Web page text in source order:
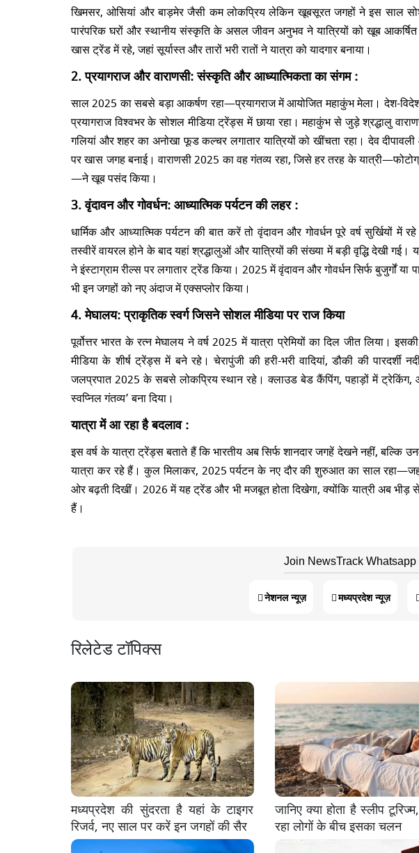
खिमसर, ओसियां और बाड़मेर जैसी कम लोकप्रिय लेकिन खूबसूरत जगहों ने इस साल
पारंपरिक घरों और स्थानीय संस्कृति के असल जीवन अनुभव ने यात्रियों को खूब
खास ट्रेंड में रहे, जहां सूर्यास्त और तारों भरी रातों ने यात्रा को यादगार बनाया।
2. प्रयागराज और वाराणसी: संस्कृति और आध्यात्मिकता का संगम :
साल 2025 का सबसे बड़ा आकर्षण रहा—प्रयागराज में आयोजित महाकुंभ मेला। देश-
प्रयागराज विश्वभर के सोशल मीडिया ट्रेंड्स में छाया रहा। महाकुंभ से जुड़े श्रद्धालु
गलियां और शहर का अनोखा फूड कल्चर लगातार यात्रियों को खींचता रहा। देव दीपावली
पर खास जगह बनाई। वाराणसी 2025 का वह गंतव्य रहा, जिसे हर तरह के
—ने खूब पसंद किया।
3. वृंदावन और गोवर्धन: आध्यात्मिक पर्यटन की लहर :
धार्मिक और आध्यात्मिक पर्यटन की बात करें तो वृंदावन और गोवर्धन पूरे वर्ष सुर्खियों
तस्वीरें वायरल होने के बाद यहां श्रद्धालुओं और यात्रियों की संख्या में बड़ी वृद्धि देखी
ने इंस्टाग्राम रील्स पर लगातार ट्रेंड किया। 2025 में वृंदावन और गोवर्धन सिर्फ बुजुर्गों
भी इन जगहों को नए अंदाज में एक्सप्लोर किया।
4. मेघालय: प्राकृतिक स्वर्ग जिसने सोशल मीडिया पर राज किया
पूर्वोत्तर भारत के रत्न मेघालय ने वर्ष 2025 में यात्रा प्रेमियों का दिल जीत
मीडिया के शीर्ष ट्रेंड्स में बने रहे। चेरापुंजी की हरी-भरी वादियां, डौकी की
जलप्रपात 2025 के सबसे लोकप्रिय स्थान रहे। क्लाउड बेड कैंपिंग, पहाड़ों में ट्रेकिंग,
स्वप्निल गंतव्य’ बना दिया।
यात्रा में आ रहा है बदलाव :
इस वर्ष के यात्रा ट्रेंड्स बताते हैं कि भारतीय अब सिर्फ शानदार जगहें देखने नहीं,
यात्रा कर रहे हैं। कुल मिलाकर, 2025 पर्यटन के नए दौर की शुरुआत का साल
ओर बढ़ती दिखीं। 2026 में यह ट्रेंड और भी मजबूत होता दिखेगा, क्योंकि यात्री अब भीड़
हैं।
Join NewsTrack
नेशनल न्यूज़ मध्यप्रदेश न्यूज़
रिलेटेड टॉपिक्स
मध्यप्रदेश की सुंदरता है यहां के टाइगर
रिजर्व, नए साल पर करें इन जगहों की सैर
जानिए क्या होता है स्लीप
रहा लोगों के बीच इसका चलन